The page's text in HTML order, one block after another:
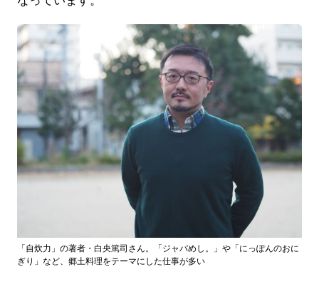
「自炊力」の著者・白央篤司さん。「ジャパめし。」や「にっぽんのおに
ぎり」など、郷土料理をテーマにした仕事が多い